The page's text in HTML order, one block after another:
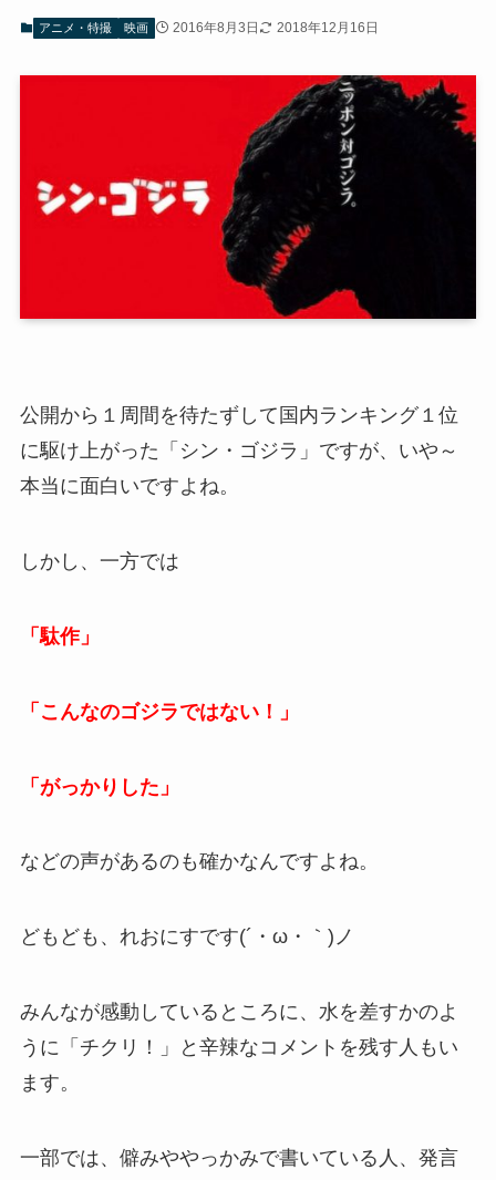
アニメ・特撮 映画 2016年8月3日 2018年12月16日
公開から１周間を待たずして国内ランキング１位
に駆け上がった「シン・ゴジラ」ですが、いや～
本当に面白いですよね。
しかし、一方では
「駄作」
「こんなのゴジラではない！」
「がっかりした」
などの声があるのも確かなんですよね。
どもども、れおにすです(´・ω・｀)ノ
みんなが感動しているところに、水を差すかのよ
うに「チクリ！」と辛辣なコメントを残す人もい
ます。
一部では、僻みややっかみで書いている人、発言